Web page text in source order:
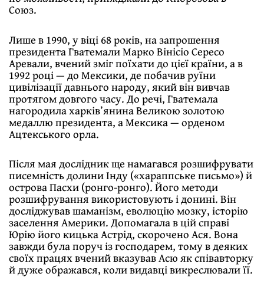
Союз.
Лише в 1990, у віці 68 років, на запрошення
президента Гватемали Марко Вінісіо Сересо
Аревали, вчений зміг поїхати до цієї країни, а в
1992 році — до Мексики, де побачив руїни
цивілізації давнього народу, який він вивчав
протягом довгого часу. До речі, Гватемала
нагородила харків’янина Великою золотою
медаллю президента, а Мексика — орденом
Ацтекського орла.
Після мая дослідник ще намагався розшифрувати
писемність долини Інду («хараппське письмо») й
острова Пасхи (ронго-ронго). Його методи
розшифрування використовують і донині. Він
досліджував шаманізм, еволюцію мозку, історію
заселення Америки. Допомагала в цій справі
Юрію його кицька Астрід, скорочено Ася. Вона
завжди була поруч із господарем, тому в деяких
своїх працях вчений вказував Асю як співавторку
й дуже ображався, коли видавці викреслювали її.